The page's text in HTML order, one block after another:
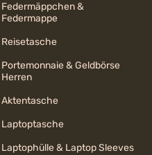
Federmäppchen &
Federmappe
Reisetasche
Portemonnaie & Geldbörse
Herren
Aktentasche
Laptoptasche
Laptophülle & Laptop Sleeves